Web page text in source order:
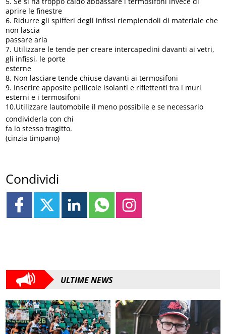
aprire le finestre
6. Ridurre gli spifferi degli infissi riempiendoli di materiale che
non lascia
passare aria
7. Utilizzare le tende per creare intercapedini davanti ai vetri,
gli infissi, le porte
esterne
8. Non lasciare tende chiuse davanti ai termosifoni
9. Inserire apposite pellicole isolanti e riflettenti tra i muri
esterni e i termosifoni
10.Utilizzare lautomobile il meno possibile e se necessario
condividerla con chi
fa lo stesso tragitto.
(cinzia timpano)
Condividi
ULTIME NEWS